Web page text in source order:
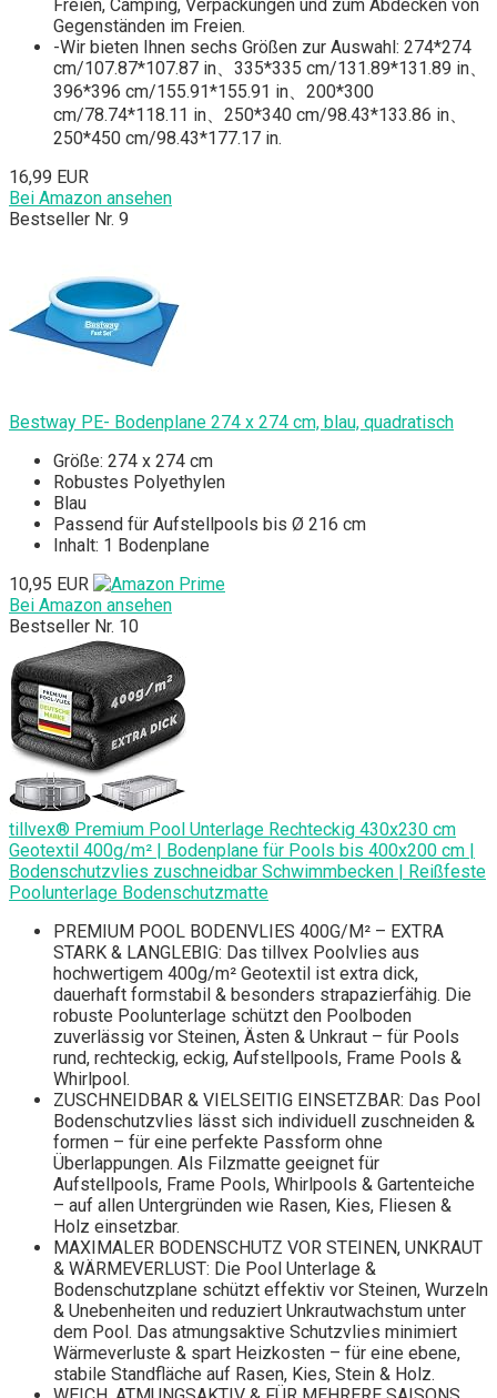
Freien, Camping, Verpackungen und zum Abdecken von
Gegenständen im Freien.
-Wir bieten Ihnen sechs Größen zur Auswahl: 274*274
cm/107.87*107.87 in、335*335 cm/131.89*131.89 in、
396*396 cm/155.91*155.91 in、200*300
cm/78.74*118.11 in、250*340 cm/98.43*133.86 in、
250*450 cm/98.43*177.17 in.
16,99 EUR
Bei Amazon ansehen
Bestseller Nr. 9
Bestway PE- Bodenplane 274 x 274 cm, blau, quadratisch
Größe: 274 x 274 cm
Robustes Polyethylen
Blau
Passend für Aufstellpools bis Ø 216 cm
Inhalt: 1 Bodenplane
10,95 EUR
Bei Amazon ansehen
Bestseller Nr. 10
tillvex® Premium Pool Unterlage Rechteckig 430x230 cm
Geotextil 400g/m² | Bodenplane für Pools bis 400x200 cm |
Bodenschutzvlies zuschneidbar Schwimmbecken | Reißfeste
Poolunterlage Bodenschutzmatte
PREMIUM POOL BODENVLIES 400G/M² – EXTRA
STARK & LANGLEBIG: Das tillvex Poolvlies aus
hochwertigem 400g/m² Geotextil ist extra dick,
dauerhaft formstabil & besonders strapazierfähig. Die
robuste Poolunterlage schützt den Poolboden
zuverlässig vor Steinen, Ästen & Unkraut – für Pools
rund, rechteckig, eckig, Aufstellpools, Frame Pools &
Whirlpool.
ZUSCHNEIDBAR & VIELSEITIG EINSETZBAR: Das Pool
Bodenschutzvlies lässt sich individuell zuschneiden &
formen – für eine perfekte Passform ohne
Überlappungen. Als Filzmatte geeignet für
Aufstellpools, Frame Pools, Whirlpools & Gartenteiche
– auf allen Untergründen wie Rasen, Kies, Fliesen &
Holz einsetzbar.
MAXIMALER BODENSCHUTZ VOR STEINEN, UNKRAUT
& WÄRMEVERLUST: Die Pool Unterlage &
Bodenschutzplane schützt effektiv vor Steinen, Wurzeln
& Unebenheiten und reduziert Unkrautwachstum unter
dem Pool. Das atmungsaktive Schutzvlies minimiert
Wärmeverluste & spart Heizkosten – für eine ebene,
stabile Standfläche auf Rasen, Kies, Stein & Holz.